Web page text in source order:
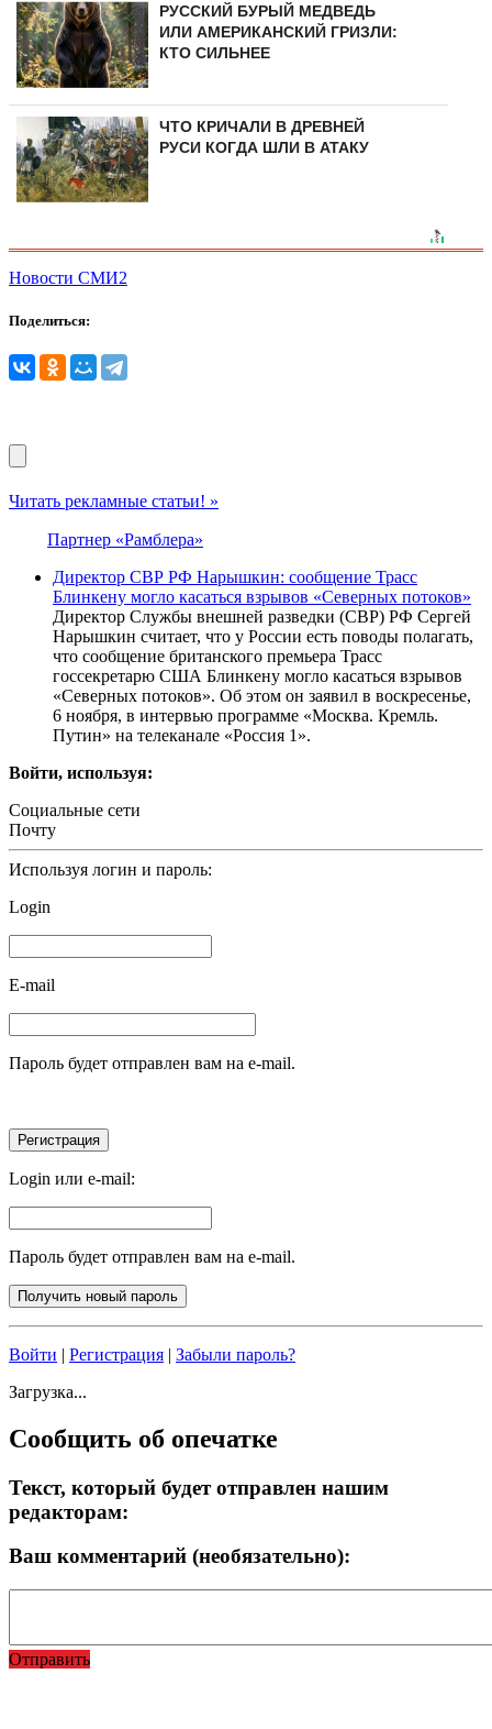
РУССКИЙ БУРЫЙ МЕДВЕДЬ
ИЛИ АМЕРИКАНСКИЙ ГРИЗЛИ:
КТО СИЛЬНЕЕ
ЧТО КРИЧАЛИ В ДРЕВНЕЙ
РУСИ КОГДА ШЛИ В АТАКУ
Новости СМИ2
Поделиться:
Читать рекламные статьи! »
Партнер «Рамблера»
Директор СВР РФ Нарышкин: сообщение Трасс
Блинкену могло касаться взрывов «Северных потоков»
Директор Службы внешней разведки (СВР) РФ Сергей
Нарышкин считает, что у России есть поводы полагать,
что сообщение британского премьера Трасс
госсекретарю США Блинкену могло касаться взрывов
«Северных потоков». Об этом он заявил в воскресенье,
6 ноября, в интервью программе «Москва. Кремль.
Путин» на телеканале «Россия 1».
Войти, используя:
Социальные сети
Почту
Используя логин и пароль:
Login
E-mail
Пароль будет отправлен вам на e-mail.
Login или e-mail:
Пароль будет отправлен вам на e-mail.
Войти | Регистрация | Забыли пароль?
Загрузка...
Сообщить об опечатке
Текст, который будет отправлен нашим
редакторам:
Ваш комментарий (необязательно):
Отправить